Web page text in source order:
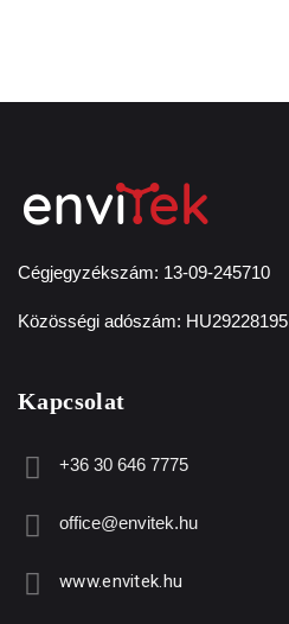
Cégjegyzékszám: 13-09-245710
Közösségi adószám: HU29228195
Kapcsolat
+36 30 646 7775
office@envitek.hu
www.envitek.hu